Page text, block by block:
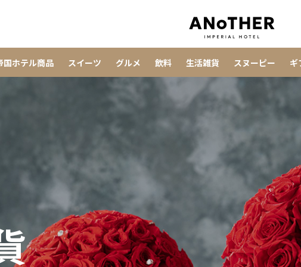
国ホテル商品 スイーツ グルメ 飲料 生活雑貨 スヌーピー ギ